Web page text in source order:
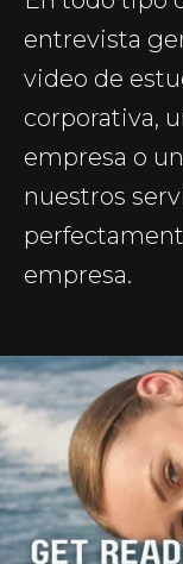
entrevista
video de
corporativa,
empresa o
nuestros
empresa.